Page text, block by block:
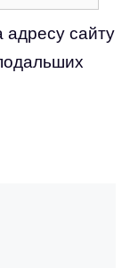
адресу сайту